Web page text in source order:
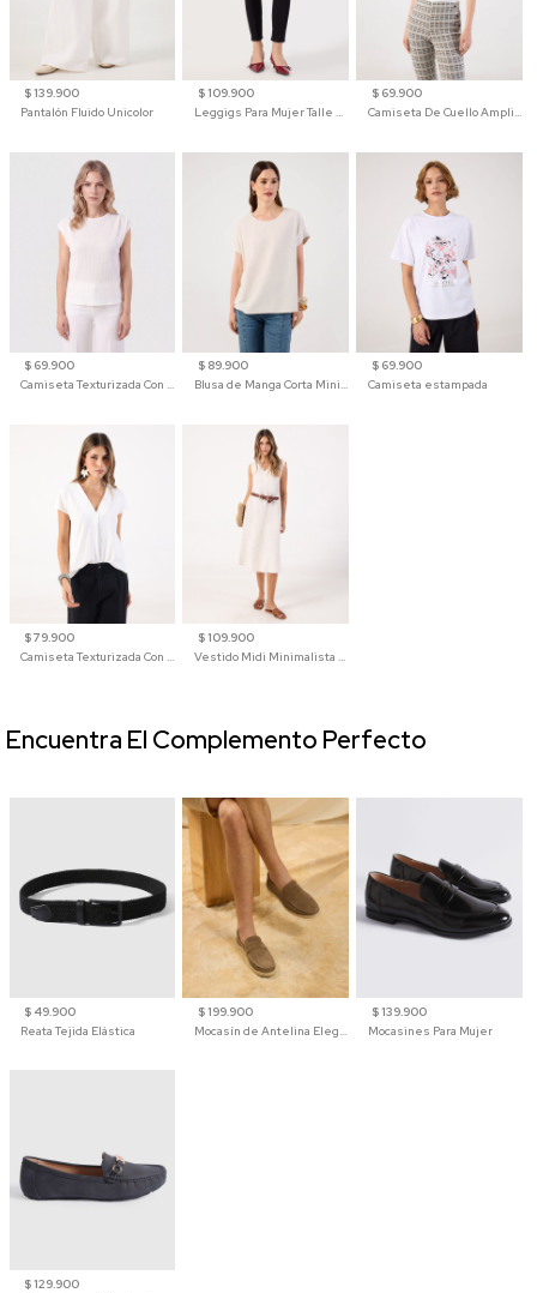
$ 139.900
Pantalón Fluido Unicolor
$ 109.900
Leggigs Para Mujer Talle Alto Liso
$ 69.900
Camiseta De Cuello Amplio Y Manga 3/4 Para Mujer
$ 69.900
Camiseta Texturizada Con Hombro Caído Para Mujer
$ 89.900
Blusa de Manga Corta Minimalista para Mujer
$ 69.900
Camiseta estampada
$ 79.900
Camiseta Texturizada Con Cuello En V Para Mujer
$ 109.900
Vestido Midi Minimalista De Silueta Amplia
$ 49.900
Reata Tejida Elástica
$ 199.900
Mocasín de Antelina Elegante con Suela de Contraste Para Hombre
$ 139.900
Mocasines Para Mujer
$ 129.900
Encuentra El Complemento Perfecto